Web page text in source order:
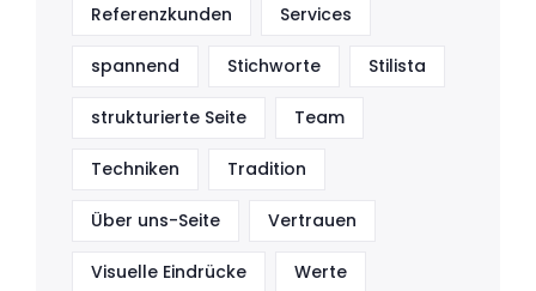
Referenzkunden Services
spannend Stichworte Stilista
strukturierte Seite Team
Techniken Tradition
Über uns-Seite Vertrauen
Visuelle Eindrücke Werte